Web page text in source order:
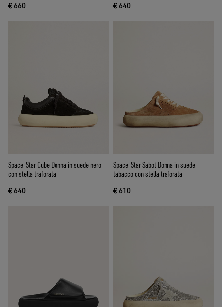
€ 660 € 640
Space-Star Cube Donna in suede nero
con stella traforata
€ 640
Space-Star Sabot Donna in suede
tabacco con stella traforata
€ 610